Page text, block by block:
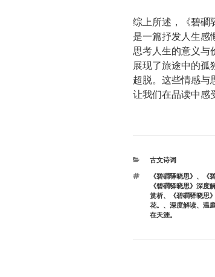
综上所述，《碧磵
是一篇抒发人生感
思考人生的意义与
展现了旅途中的孤
超脱。这些情感与
让我们在品读中感
分
古文诗词
标
签
《碧磵驿晓思》 、 《
《碧磵驿晓思》深度
赏析、 《碧磵驿晓思
花。 、 深度解读、 温
在天涯。